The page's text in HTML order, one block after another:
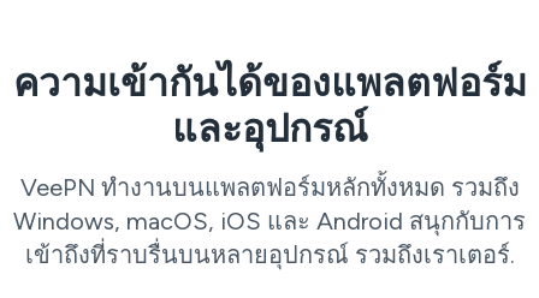
ความเข้ากันได้ของแพลตฟอร์ม
และอุปกรณ์
VeePN ทำงานบนแพลตฟอร์มหลักทั้งหมด รวมถึง
Windows, macOS, iOS และ Android สนุกกับการ
เข้าถึงที่ราบรื่นบนหลายอุปกรณ์ รวมถึงเราเตอร์.